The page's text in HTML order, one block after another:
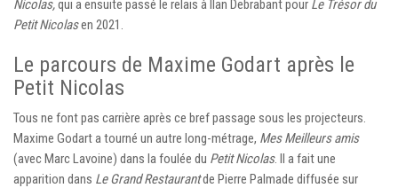
Nicolas,qui a ensuite passé le relais à Ilan Debrabant pour Le Trésor du
Petit Nicolasen 2021.
Le parcours de Maxime Godart après le
Petit Nicolas
Tous ne font pas carrière après ce bref passage sous les projecteurs.
Maxime Godart a tourné un autre long-métrage, Mes Meilleurs amis
(avec Marc Lavoine) dans la foulée du Petit Nicolas. Il a fait une
apparition dans Le Grand Restaurantde Pierre Palmade diffusée sur